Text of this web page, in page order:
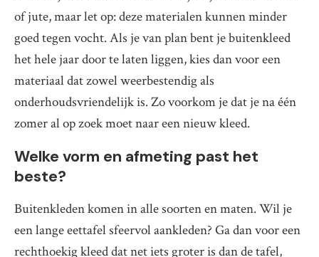
of jute, maar let op: deze materialen kunnen minder
goed tegen vocht. Als je van plan bent je buitenkleed
het hele jaar door te laten liggen, kies dan voor een
materiaal dat zowel weerbestendig als
onderhoudsvriendelijk is. Zo voorkom je dat je na één
zomer al op zoek moet naar een nieuw kleed.
Welke vorm en afmeting past het
beste?
Buitenkleden komen in alle soorten en maten. Wil je
een lange eettafel sfeervol aankleden? Ga dan voor een
rechthoekig kleed dat net iets groter is dan de tafel,